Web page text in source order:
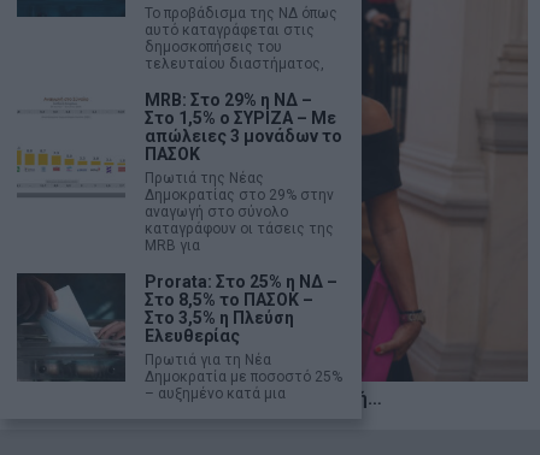
Η αληθινή παιδεία ξεκινά από την ψυχή…
Το προβάδισμα της ΝΔ όπως
αυτό καταγράφεται στις
δημοσκοπήσεις του
τελευταίου διαστήματος,
MRB: Στο 29% η ΝΔ –
Στο 1,5% ο ΣΥΡΙΖΑ – Με
απώλειες 3 μονάδων το
ΠΑΣΟΚ
Πρωτιά της Νέας
Δημοκρατίας στο 29% στην
αναγωγή στο σύνολο
καταγράφουν οι τάσεις της
MRB για
Prorata: Στο 25% η ΝΔ –
Στο 8,5% το ΠΑΣΟΚ –
Στο 3,5% η Πλεύση
Ελευθερίας
Πρωτιά για τη Νέα
Δημοκρατία με ποσοστό 25%
– αυξημένο κατά μια